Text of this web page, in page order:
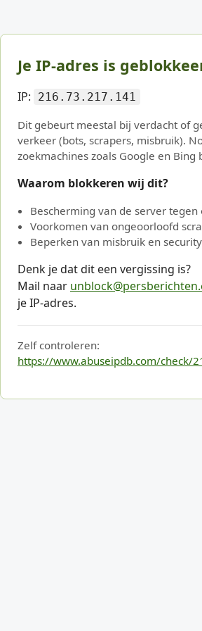
Je IP-adres is
IP: 216.73.217.141
Dit gebeurt meestal bij verdacht of
verkeer (bots, scrapers, misbruik).
zoekmachines zoals Google en Bing
Waarom blokkeren wij dit?
Bescherming van de server
Voorkomen van ongeoorloofd
Beperken van misbruik en
Denk je dat dit een vergissing is?
Mail naar
je IP-adres.
Zelf controleren:
https://www.abuseipdb.com/check/